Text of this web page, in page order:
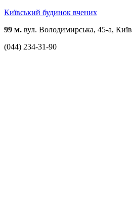
Київський будинок вчених
99 м. вул. Володимирська, 45-а, Київ
(044) 234-31-90